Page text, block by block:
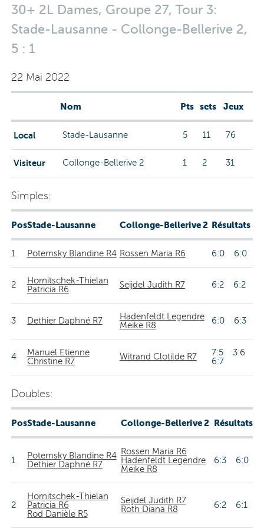
30+ 2L Dames, Groupe 27, Tour 3:
Stade-Lausanne - Collonge-Bellerive 2,
5 : 1
22 Mai 2022
Nom Pts sets Jeux
Local Stade-Lausanne 5 11 76
Visiteur Collonge-Bellerive 2 1 2 31
Simples:
PosStade-Lausanne Collonge-Bellerive 2 Résultats
1 Potemsky Blandine R4 Rossen Maria R6 6:0 6:0
2
Hornitschek-Thielan
Patricia R6
Seijdel Judith R7 6:2 6:2
3 Dethier Daphné R7
Hadenfeldt Legendre
Meike R8
6:0 6:3
4
Manuel Etienne
Christine R7
Witrand Clotilde R7
7:5 3:6
6:7
Doubles:
PosStade-Lausanne Collonge-Bellerive 2 Résultats
1
Potemsky Blandine R4
Dethier Daphné R7
Rossen Maria R6
Hadenfeldt Legendre
Meike R8
6:3 6:0
2
Hornitschek-Thielan
Patricia R6
Rod Danièle R5
Seijdel Judith R7
Roth Diana R8
6:2 6:1